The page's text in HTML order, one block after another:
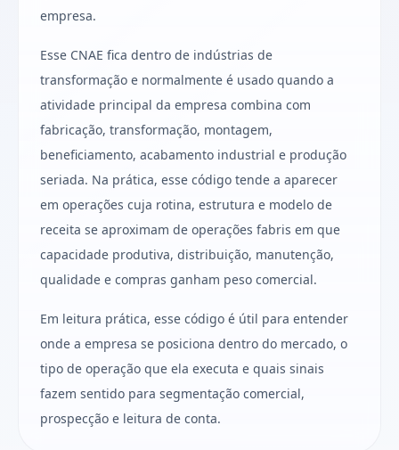
empresa.
Esse CNAE fica dentro de indústrias de
transformação e normalmente é usado quando a
atividade principal da empresa combina com
fabricação, transformação, montagem,
beneficiamento, acabamento industrial e produção
seriada. Na prática, esse código tende a aparecer
em operações cuja rotina, estrutura e modelo de
receita se aproximam de operações fabris em que
capacidade produtiva, distribuição, manutenção,
qualidade e compras ganham peso comercial.
Em leitura prática, esse código é útil para entender
onde a empresa se posiciona dentro do mercado, o
tipo de operação que ela executa e quais sinais
fazem sentido para segmentação comercial,
prospecção e leitura de conta.